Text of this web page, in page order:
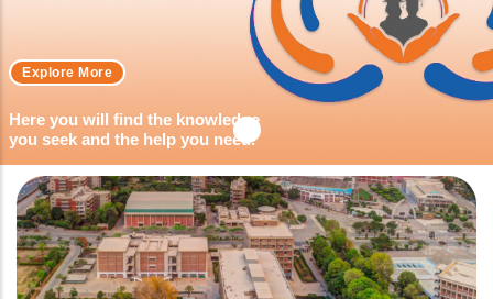
Here you will find the knowledge
you seek and the help you need.
Explore More